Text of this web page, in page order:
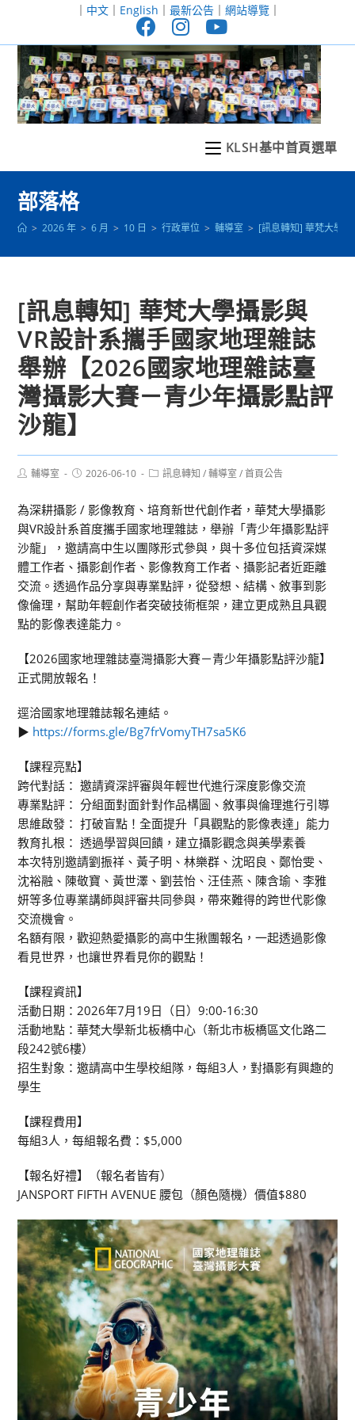
至
｜ 中文｜ English ｜ 最新公告｜ 網站導覽｜
KLSH基中首頁選單
部落格
> 2026 年 > 6 月 > 10 日 > 行政單位 > 輔導室 > [訊息轉知] 華梵大學
[訊息轉知] 華梵大學攝影與
VR設計系攜手國家地理雜誌
舉辦【2026國家地理雜誌臺
灣攝影大賽－青少年攝影點評
沙龍】
Post輔導室
Post2026-06-10
Post訊息轉知 / 輔導室 / 首頁公告
為深耕攝影 / 影像教育、培育新世代創作者，華梵大學攝影
與VR設計系首度攜手國家地理雜誌，舉辦「青少年攝影點評
沙龍」，邀請高中生以團隊形式參與，與十多位包括資深媒
體工作者、攝影創作者、影像教育工作者、攝影記者近距離
交流。透過作品分享與專業點評，從發想、結構、敘事到影
像倫理，幫助年輕創作者突破技術框架，建立更成熟且具觀
點的影像表達能力。
【2026國家地理雜誌臺灣攝影大賽－青少年攝影點評沙龍】
正式開放報名！
逕洽國家地理雜誌報名連結。
▶︎ https://forms.gle/Bg7frVomyTH7sa5K6
【課程亮點】
跨代對話： 邀請資深評審與年輕世代進行深度影像交流
專業點評： 分組面對面針對作品構圖、敘事與倫理進行引導
思維啟發： 打破盲點！全面提升「具觀點的影像表達」能力
教育扎根： 透過學習與回饋，建立攝影觀念與美學素養
本次特別邀請劉振祥、黃子明、林樂群、沈昭良、鄭怡雯、
沈裕融、陳敬寶、黃世澤、劉芸怡、汪佳燕、陳含瑜、李雅
妍等多位專業講師與評審共同參與，帶來難得的跨世代影像
交流機會。
名額有限，歡迎熱愛攝影的高中生揪團報名，一起透過影像
看見世界，也讓世界看見你的觀點！
【課程資訊】
活動日期：2026年7月19日（日）9:00-16:30
活動地點：華梵大學新北板橋中心（新北市板橋區文化路二
段242號6樓）
招生對象：邀請高中生學校組隊，每組3人，對攝影有興趣的
學生
【課程費用】
每組3人，每組報名費：$5,000
【報名好禮】（報名者皆有）
JANSPORT FIFTH AVENUE 腰包（顏色隨機）價值$880